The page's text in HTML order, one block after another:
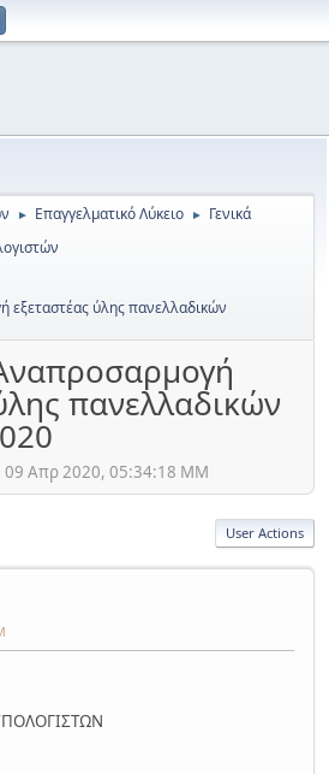
► Επαγγελματικό Λύκειο ► Γενικά
ύλης πανελλαδικών
πανελλαδικών
09 Απρ 2020, 05:34:18 ΜΜ
User Actions